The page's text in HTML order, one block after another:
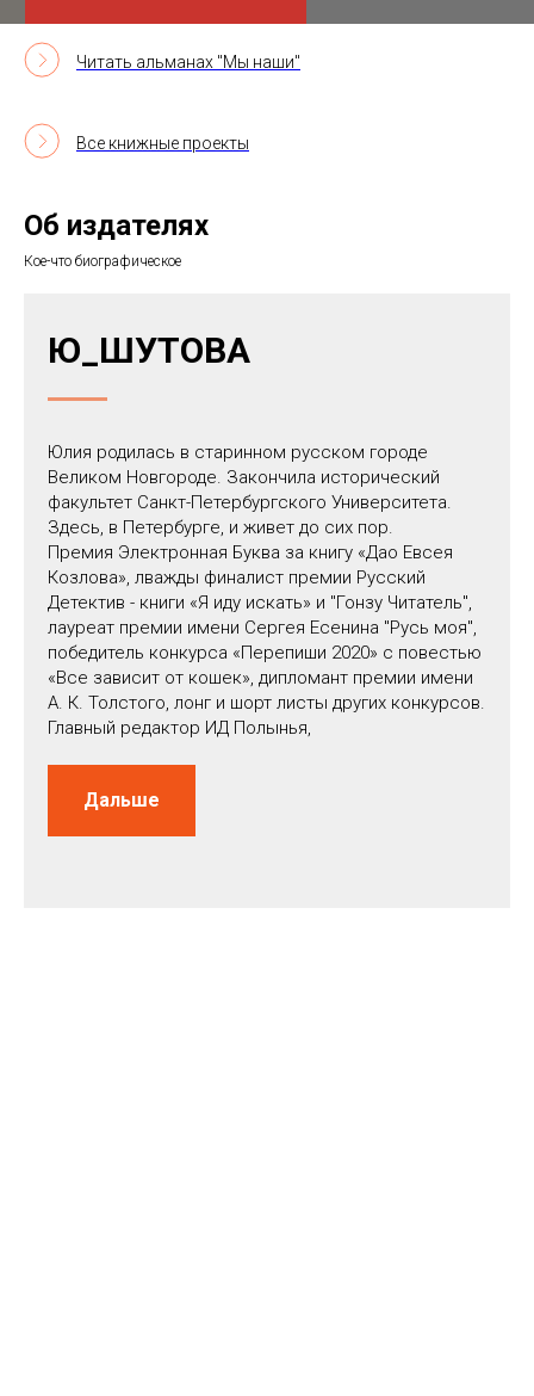
Читать альманах "Мы наши"
Все книжные проекты
Об издателях
Кое-что биографическое
Ю_ШУТОВА
Юлия родилась в старинном русском городе
Великом Новгороде. Закончила исторический
факультет Санкт-Петербургского Университета.
Здесь, в Петербурге, и живет до сих пор.
Премия Электронная Буква за книгу «Дао Евсея
Козлова», лважды финалист премии Русский
Детектив - книги «Я иду искать» и "Гонзу Читатель",
лауреат премии имени Сергея Есенина "Русь моя",
победитель конкурса «Перепиши 2020» с повестью
«Все зависит от кошек», дипломант премии имени
А. К. Толстого, лонг и шорт листы других конкурсов.
Главный редактор ИД Полынья,
Дальше